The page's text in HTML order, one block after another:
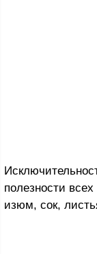
полезности
изюм, сок,